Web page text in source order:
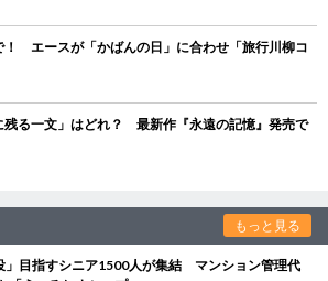
！ エースが「かばんの日」に合わせ「旅行川柳コ
残る一文」はどれ？ 最新作『永遠の記憶』発売で
もっと見る
」目指すシニア1500人が集結 マンション管理代